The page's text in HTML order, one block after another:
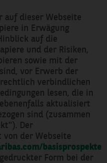
auf dieser Webseite
in Erwägung
auf die
und der Risiken,
sowie mit der
vor Erwerb der
verbindlichen
lesen, die in
aktualisiert
sind (zusammen
Der
der Webseite
basisprospekte
Form bei der